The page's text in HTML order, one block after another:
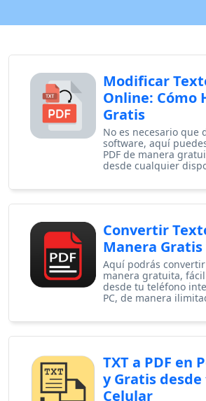
Modificar
Online: Cómo
Gratis
No es necesario que
software, aquí
PDF de manera
desde cualquier
Convertir
Manera Gratis
Aquí podrás convertir
manera gratuita,
desde tu teléfono
PC, de manera
TXT a PDF en
y Gratis desde
Celular